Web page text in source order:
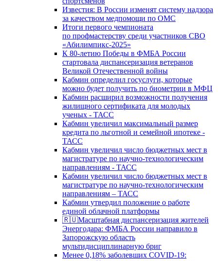
Известия: В России изменят систему надзора
за качеством медпомощи по ОМС
Итоги первого чемпионата
по профмастерству среди участников СВО
«Абилимпикс-2025»
К 80-летию Победы в ФМБА России
стартовала диспансеризация ветеранов
Великой Отечественной войны
Кабмин определил госуслуги, которые
можно будет получить по биометрии в МФЦ
Кабмин расширил возможности получения
жилищного сертификата для молодых
ученых - ТАСС
Кабмин увеличил максимальный размер
кредита по льготной и семейной ипотеке -
ТАСС
Кабмин увеличил число бюджетных мест в
магистратуре по научно-технологическим
направлениям - ТАСС
Кабмин увеличил число бюджетных мест в
магистратуре по научно-технологическим
направлениям – ТАСС
Кабмин утвердил положение о работе
единой облачной платформы
🇷🇺Масштабная диспансеризация жителей
Энергодара: ФМБА России направило в
Запорожскую область
мультидисциплинарную бриг
Менее 0,18% заболевших COVID-19: